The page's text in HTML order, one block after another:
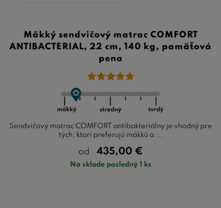
Mäkký sendvičový matrac COMFORT
ANTIBACTERIAL, 22 cm, 140 kg, pamäťová
pena
Sendvičový matrac COMFORT antibakteriálny je vhodný pre
tých, ktorí preferujú mäkkú a ...
od 435,00 €
Na sklade posledný 1 ks